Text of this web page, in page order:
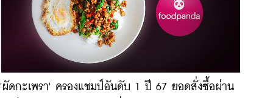
'ผัดกะเพรา' ครองแชมป์อันดับ 1 ปี 67 ยอดสั่งซื้อผ่าน